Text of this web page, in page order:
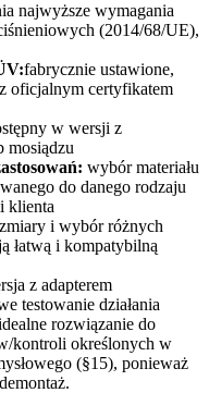
najwyższe wymagania
(2014/68/UE),
fabrycznie ustawione,
oficjalnym certyfikatem
w wersji z
mosiądzu
wybór materiału
do danego rodzaju
klienta
i wybór różnych
łatwą i kompatybilną
z adapterem
testowanie działania
rozwiązanie do
kontroli określonych w
(§15), ponieważ